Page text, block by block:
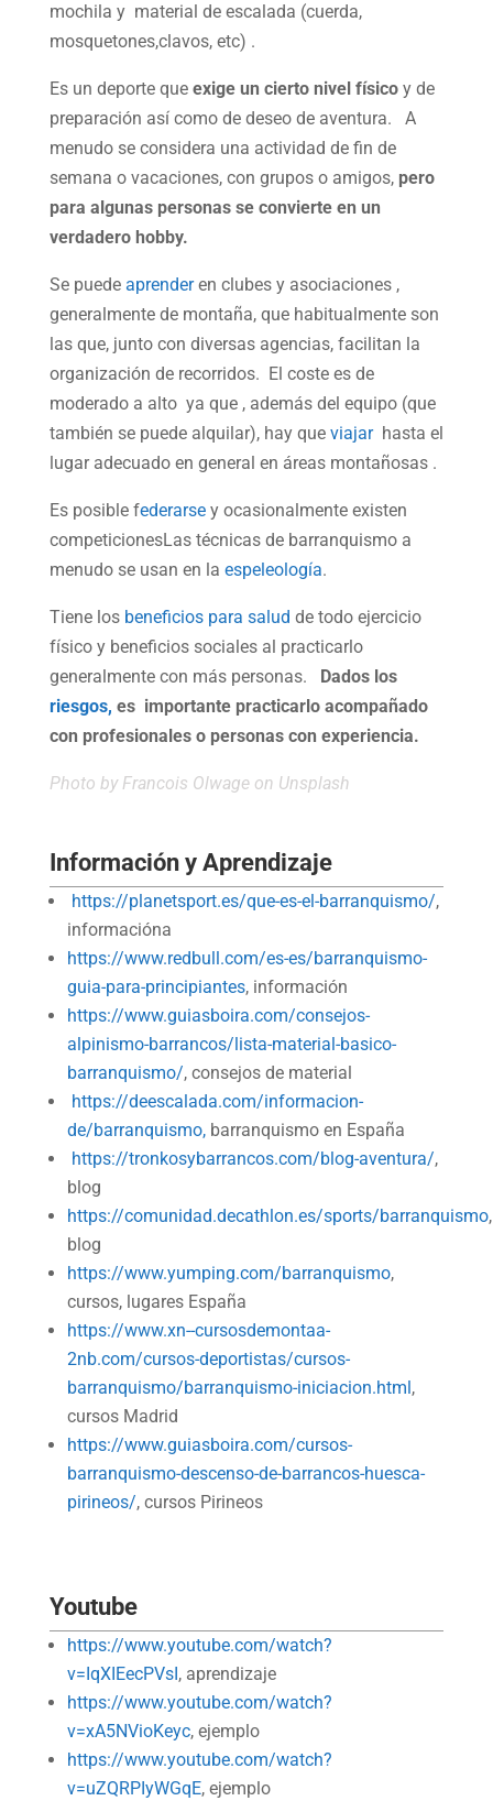
mochila y material de escalada (cuerda,
mosquetones,clavos, etc) .
Es un deporte que exige un cierto nivel físicoy de
preparación así como de deseo de aventura. A
menudo se considera una actividad de fin de
semana o vacaciones, con grupos o amigos,pero
para algunas personas se convierte en un
verdadero hobby.
Se puede aprenderen clubes y asociaciones ,
generalmente de montaña, que habitualmente son
las que, junto con diversas agencias, facilitan la
organización de recorridos. El coste es de
moderado a alto ya que , además del equipo (que
también se puede alquilar), hay que viajarhasta el
lugar adecuado en general en áreas montañosas .
Es posible federarsey ocasionalmente existen
competicionesLas técnicas de barranquismo a
menudo se usan en la espeleología.
Tiene los beneficios para salud de todo ejercicio
físico y beneficios sociales al practicarlo
generalmente con más personas.
Dados los
riesgos, es importante practicarlo acompañado
con profesionales o personas con experiencia.
Photo by Francois Olwageon Unsplash
Información y Aprendizaje
https://planetsport.es/que-es-el-barranquismo/,
informacióna
https://www.redbull.com/es-es/barranquismo-
guia-para-principiantes, información
https://www.guiasboira.com/consejos-
alpinismo-barrancos/lista-material-basico-
barranquismo/, consejos de material
https://deescalada.com/informacion-
de/barranquismo,barranquismo en España
https://tronkosybarrancos.com/blog-aventura/,
blog
https://comunidad.decathlon.es/sports/barranquismo,
blog
https://www.yumping.com/barranquismo,
cursos, lugares España
https://www.xn--cursosdemontaa-
2nb.com/cursos-deportistas/cursos-
barranquismo/barranquismo-iniciacion.html ,
cursos Madrid
https://www.guiasboira.com/cursos-
barranquismo-descenso-de-barrancos-huesca-
pirineos/, cursos Pirineos
Youtube
https://www.youtube.com/watch?
v=IqXIEecPVsI , aprendizaje
https://www.youtube.com/watch?
v=xA5NVioKeyc, ejemplo
https://www.youtube.com/watch?
v=uZQRPIyWGqE, ejemplo